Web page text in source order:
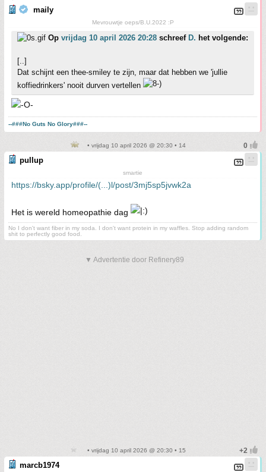
maily
Mevrouwtje oeps/B.U.2022 :P
Op vrijdag 10 april 2026 20:28 schreef D. het volgende:
[..]
Dat schijnt een thee-smiley te zijn, maar dat hebben we 'jullie
koffiedrinkers' nooit durven vertellen
--###No Guts No Glory###--
• vrijdag 10 april 2026 @ 20:30 • 14
pullup
smartie
https://bsky.app/profile/(...)l/post/3mj5sp5jvwk2a
Het is wereld homeopathie dag
No I don't want fiber in my soda. I don't want protein in my waffles. Stop adding random
shit to perfectly good food.
▼ Advertentie door Refinery89
• vrijdag 10 april 2026 @ 20:30 • 15
marcb1974